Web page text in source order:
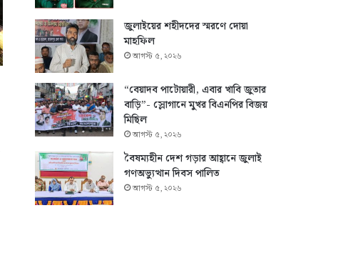
জুলাইয়ের শহীদদের স্মরণে দোয়া
মাহফিল
আগস্ট ৫, ২০২৬
“বেয়াদব পাটোয়ারী, এবার খাবি জুতার
বাড়ি”- স্লোগানে মুখর বিএনপির বিজয়
মিছিল
আগস্ট ৫, ২০২৬
বৈষম্যহীন দেশ গড়ার আহ্বানে জুলাই
গণঅভ্যুত্থান দিবস পালিত
আগস্ট ৫, ২০২৬